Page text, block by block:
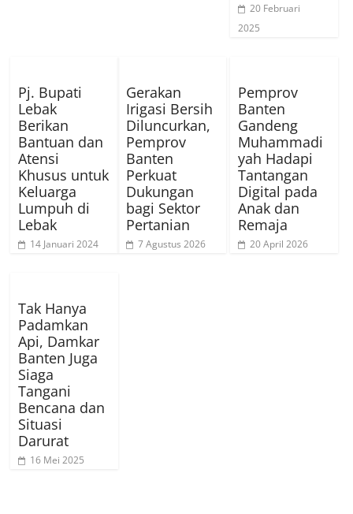
20 Februari
2025
Pj. Bupati
Lebak
Berikan
Bantuan dan
Atensi
Khusus untuk
Keluarga
Lumpuh di
Lebak
14 Januari 2024
Gerakan
Irigasi Bersih
Diluncurkan,
Pemprov
Banten
Perkuat
Dukungan
bagi Sektor
Pertanian
7 Agustus 2026
Pemprov
Banten
Gandeng
Muhammadi
yah Hadapi
Tantangan
Digital pada
Anak dan
Remaja
20 April 2026
Tak Hanya
Padamkan
Api, Damkar
Banten Juga
Siaga
Tangani
Bencana dan
Situasi
Darurat
16 Mei 2025